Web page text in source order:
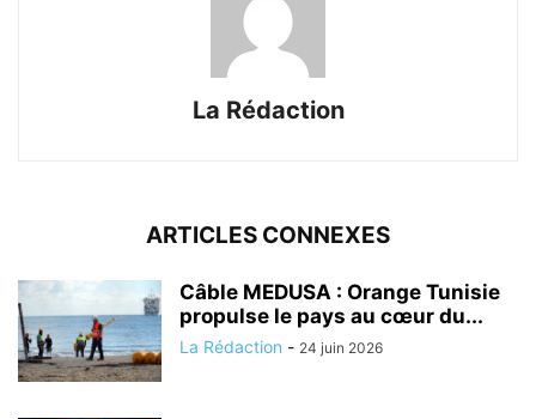
La Rédaction
ARTICLES CONNEXES
Câble MEDUSA : Orange Tunisie
propulse le pays au cœur du...
La Rédaction - 24 juin 2026